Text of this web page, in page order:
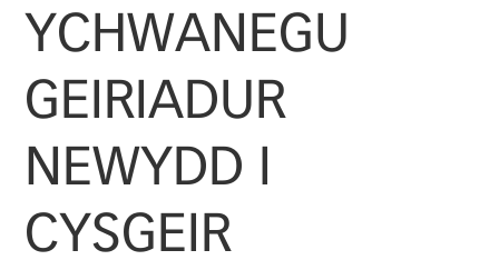
YCHWANEGU
GEIRIADUR
NEWYDD I
CYSGEIR